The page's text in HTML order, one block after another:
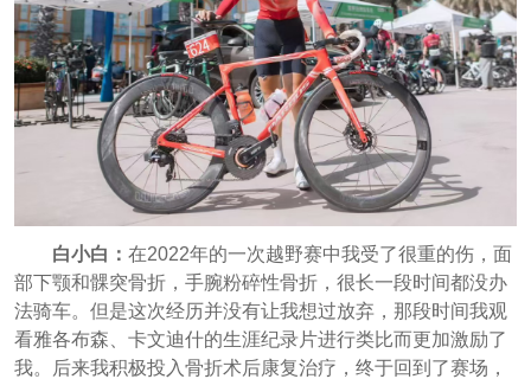
白小白： 在2022年的一次越野赛中我受了很重的伤，面
部下颚和髁突骨折，手腕粉碎性骨折，很长一段时间都没办
法骑车。但是这次经历并没有让我想过放弃，那段时间我观
看雅各布森、卡文迪什的生涯纪录片进行类比而更加激励了
我。后来我积极投入骨折术后康复治疗，终于回到了赛场，